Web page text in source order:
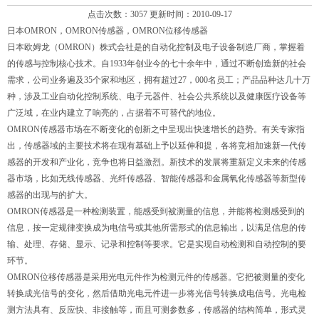
点击次数：3057 更新时间：2010-09-17
日本OMRON，OMRON传感器，OMRON位移传感器
日本欧姆龙（OMRON）株式会社是的自动化控制及电子设备制造厂商，掌握着
的传感与控制核心技术。自1933年创业今的七十余年中，通过不断创造新的社会
需求，公司业务遍及35个家和地区，拥有超过27，000名员工；产品品种达几十万
种，涉及工业自动化控制系统、电子元器件、社会公共系统以及健康医疗设备等
广泛域，在业内建立了响亮的，占据着不可替代的地位。
OMRON传感器市场在不断变化的创新之中呈现出快速增长的趋势。有关专家指
出，传感器域的主要技术将在现有基础上予以延伸和提，各将竞相加速新一代传
感器的开发和产业化，竞争也将日益激烈。新技术的发展将重新定义未来的传感
器市场，比如无线传感器、光纤传感器、智能传感器和金属氧化传感器等新型传
感器的出现与的扩大。
OMRON传感器是一种检测装置，能感受到被测量的信息，并能将检测感受到的
信息，按一定规律变换成为电信号或其他所需形式的信息输出，以满足信息的传
输、处理、存储、显示、记录和控制等要求。它是实现自动检测和自动控制的要
环节。
OMRON位移传感器是采用光电元件作为检测元件的传感器。它把被测量的变化
转换成光信号的变化，然后借助光电元件进一步将光信号转换成电信号。光电检
测方法具有、反应快、非接触等，而且可测参数多，传感器的结构简单，形式灵